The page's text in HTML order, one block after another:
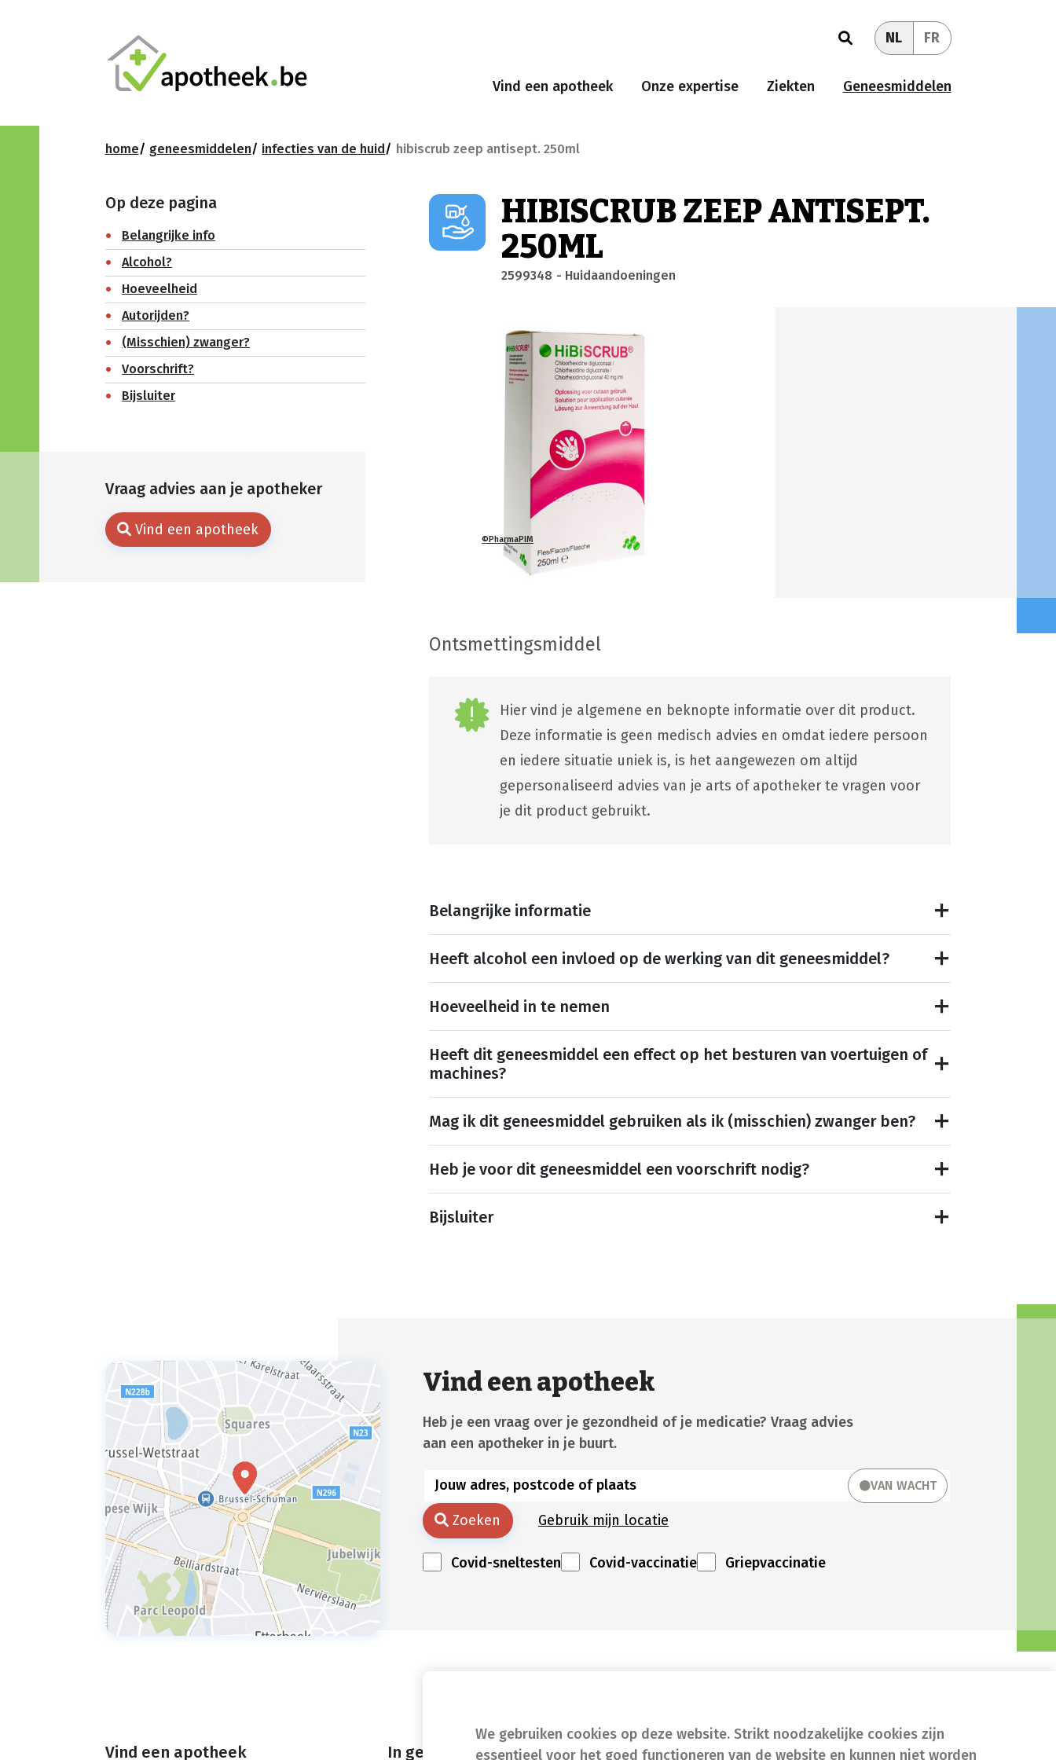
We gebruiken cookies op deze website. Strikt noodzakelijke cookies zijn
essentieel voor het goed functioneren van de website en kunnen niet worden
NL FR
Vind een apotheek Onze expertise Ziekten Geneesmiddelen
home geneesmiddelen infecties van de huid hibiscrub zeep antisept. 250ml
Vraag advies aan je apotheker
Vind een apotheek
Op deze pagina
Belangrijke info
Alcohol?
Hoeveelheid
Autorijden?
(Misschien) zwanger?
Voorschrift?
Bijsluiter
HIBISCRUB ZEEP ANTISEPT.
250ML
2599348 - Huidaandoeningen
©PharmaPIM
Ontsmettingsmiddel
Hier vind je algemene en beknopte informatie over dit product.
Deze informatie is geen medisch advies en omdat iedere persoon
en iedere situatie uniek is, is het aangewezen om altijd
gepersonaliseerd advies van je arts of apotheker te vragen voor
je dit product gebruikt.
Belangrijke informatie
Heeft alcohol een invloed op de werking van dit geneesmiddel?
Hoeveelheid in te nemen
Heeft dit geneesmiddel een effect op het besturen van voertuigen of
machines?
Mag ik dit geneesmiddel gebruiken als ik (misschien) zwanger ben?
Heb je voor dit geneesmiddel een voorschrift nodig?
Bijsluiter
Vind een apotheek
Heb je een vraag over je gezondheid of je medicatie? Vraag advies
aan een apotheker in je buurt.
VAN WACHT
Zoeken Gebruik mijn locatie
Covid-sneltesten Covid-vaccinatie Griepvaccinatie
Vind een apotheek In geval van nood